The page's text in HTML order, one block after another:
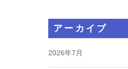
アーカイブ
2026年7月